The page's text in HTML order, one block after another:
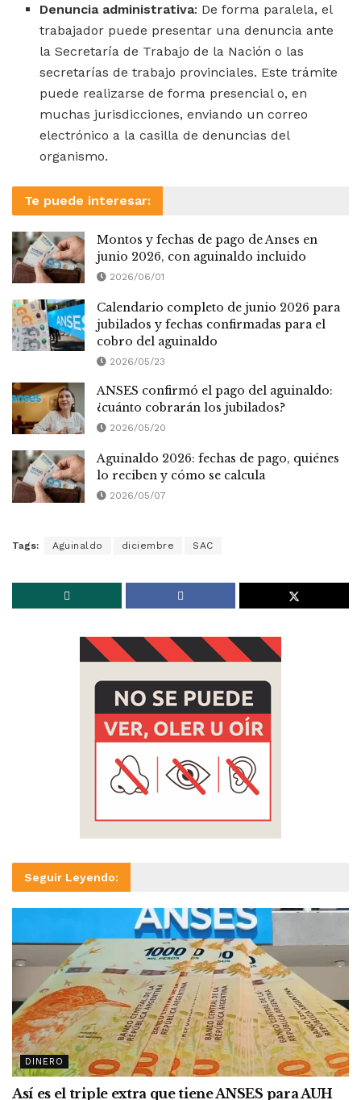
Denuncia administrativa: De forma paralela, el
trabajador puede presentar una denuncia ante
la Secretaría de Trabajo de la Nación o las
secretarías de trabajo provinciales. Este trámite
puede realizarse de forma presencial o, en
muchas jurisdicciones, enviando un correo
electrónico a la casilla de denuncias del
organismo.
Te puede interesar:
Montos y fechas de pago de Anses en
junio 2026, con aguinaldo incluido
2026/06/01
Calendario completo de junio 2026 para
jubilados y fechas confirmadas para el
cobro del aguinaldo
2026/05/23
ANSES confirmó el pago del aguinaldo:
¿cuánto cobrarán los jubilados?
2026/05/20
Aguinaldo 2026: fechas de pago, quiénes
lo reciben y cómo se calcula
2026/05/07
Tags: Aguinaldo diciembre SAC
Seguir Leyendo:
DINERO
Así es el triple extra que tiene ANSES para AUH